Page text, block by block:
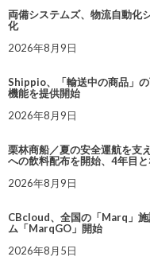
両備システムズ、物流自動化
化
2026年8月9日
Shippio、「輸送中の商品」
機能を提供開始
2026年8月9日
栗林商船／夏の安全運航を支
への飲料配布を開始、4年目
2026年8月9日
CBcloud、全国の「Marq」
ム「MarqGO」開始
2026年8月5日